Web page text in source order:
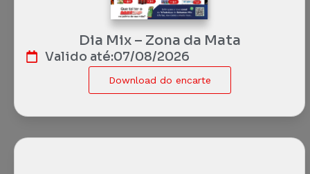
Dia Mix – Zona da Mata
Valido até:07/08/2026
Download do encarte